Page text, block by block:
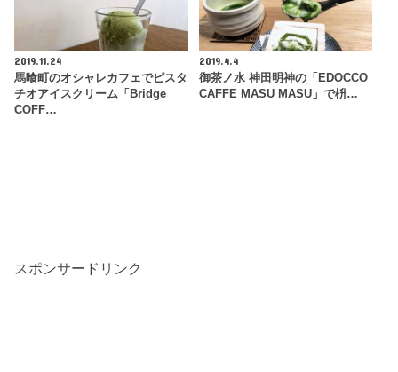
2019.11.24
馬喰町のオシャレカフェでピスタ
チオアイスクリーム「Bridge
COFF…
2019.4.4
御茶ノ水 神田明神の「EDOCCO
CAFFE MASU MASU」で枡…
スポンサードリンク